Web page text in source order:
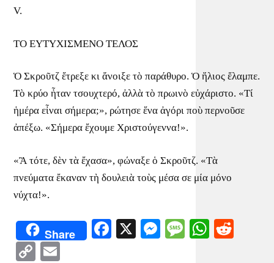
V.
ΤΟ ΕΥΤΥΧΙΣΜΕΝΟ ΤΕΛΟΣ
Ὁ Σκροῦτζ ἔτρεξε κι ἄνοιξε τὸ παράθυρο. Ὁ ἥλιος ἔλαμπε.
Τὸ κρύο ἦταν τσουχτερό, ἀλλὰ τὸ πρωινὸ εὐχάριστο. «Τί
ἡμέρα εἶναι σήμερα;», ρώτησε ἕνα ἀγόρι ποὺ περνοῦσε
ἀπέξω. «Σήμερα ἔχουμε Χριστούγεννα!».
«Ἂ τότε, δὲν τὰ ἔχασα», φώναξε ὁ Σκροῦτζ. «Τὰ
πνεύματα ἔκαναν τὴ δουλειὰ τοὺς μέσα σε μία μόνο
νύχτα!».
Share Facebook
X Messenger
Message
Copy